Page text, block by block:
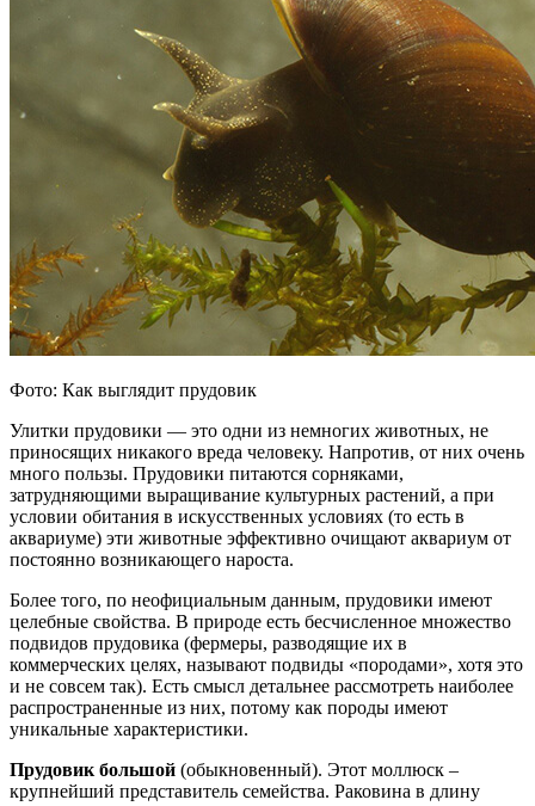
Фото: Как выглядит прудовик
Улитки прудовики — это одни из немногих животных, не
приносящих никакого вреда человеку. Напротив, от них очень
много пользы. Прудовики питаются сорняками,
затрудняющими выращивание культурных растений, а при
условии обитания в искусственных условиях (то есть в
аквариуме) эти животные эффективно очищают аквариум от
постоянно возникающего нароста.
Более того, по неофициальным данным, прудовики имеют
целебные свойства. В природе есть бесчисленное множество
подвидов прудовика (фермеры, разводящие их в
коммерческих целях, называют подвиды «породами», хотя это
и не совсем так). Есть смысл детальнее рассмотреть наиболее
распространенные из них, потому как породы имеют
уникальные характеристики.
Прудовик большой (обыкновенный). Этот моллюск –
крупнейший представитель семейства. Раковина в длину